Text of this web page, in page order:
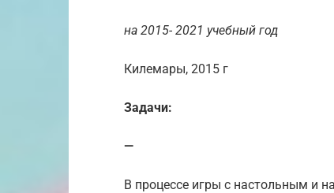
на 2015- 2021 учебный год
Килемары, 2015 г
Задачи:
—
В процессе игры с настольным и